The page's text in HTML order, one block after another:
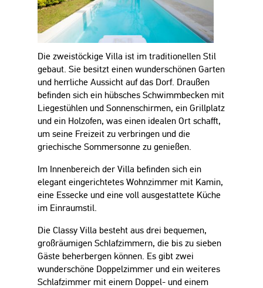
Die zweistöckige Villa ist im traditionellen Stil
gebaut. Sie besitzt einen wunderschönen Garten
und herrliche Aussicht auf das Dorf. Draußen
befinden sich ein hübsches Schwimmbecken mit
Liegestühlen und Sonnenschirmen, ein Grillplatz
und ein Holzofen, was einen idealen Ort schafft,
um seine Freizeit zu verbringen und die
griechische Sommersonne zu genießen.
Im Innenbereich der Villa befinden sich ein
elegant eingerichtetes Wohnzimmer mit Kamin,
eine Essecke und eine voll ausgestattete Küche
im Einraumstil.
Die Classy Villa besteht aus drei bequemen,
großräumigen Schlafzimmern, die bis zu sieben
Gäste beherbergen können. Es gibt zwei
wunderschöne Doppelzimmer und ein weiteres
Schlafzimmer mit einem Doppel- und einem